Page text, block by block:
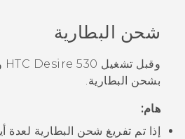
VIVERSE
البرامج + التطبيقات
الدعم
أجهزة HTC والملحقات
شحن البطارية
وقبل تشغيل HTC Desire 530
بشحن البطارية.
هام:
إذا تم تفريغ شحن البطارية لعدة